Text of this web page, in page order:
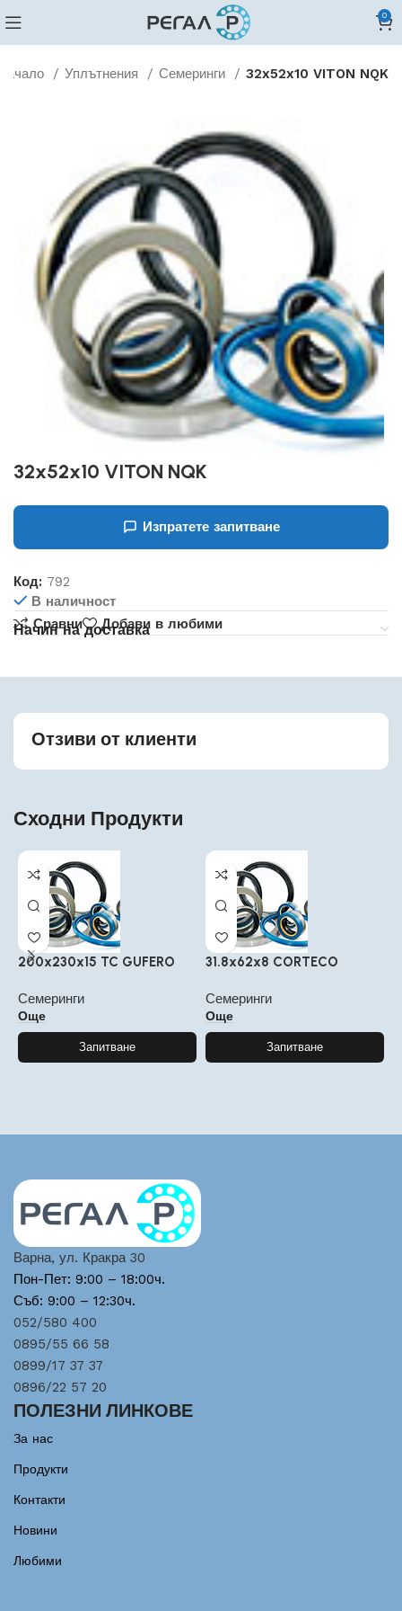
0
Уплътнения Семеринги 32x52x10 VITON NQK
32x52x10 VITON NQK
Изпратете запитване
Код: 792
В наличност
Сравни
Добави в любими
Начин на доставка
Отзиви от клиенти
Сходни Продукти
200x230x15 TC GUFERO
Семеринги
Още
Запитване
31.8x62x8 CORTECO
Семеринги
Още
Запитване
Варна, ул. Кракра 30
Пон-Пет: 9:00 – 18:00ч.
Съб: 9:00 – 12:30ч.
052/580 400
0895/55 66 58
0899/17 37 37
0896/22 57 20
ПОЛЕЗНИ ЛИНКОВЕ
За нас
Продукти
Контакти
Новини
Любими